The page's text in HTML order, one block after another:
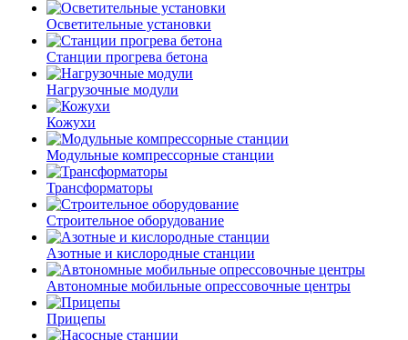
Осветительные установки
Станции прогрева бетона
Нагрузочные модули
Кожухи
Модульные компрессорные станции
Трансформаторы
Строительное оборудование
Азотные и кислородные станции
Автономные мобильные опрессовочные центры
Прицепы